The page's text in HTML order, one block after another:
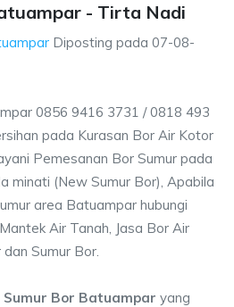
- Tirta Nadi
Diposting pada 07-08-
0856 9416 3731 / 0818 493
pada Kurasan Bor Air Kotor
Pemesanan Bor Sumur pada
minati (New Sumur Bor), Apabila
area Batuampar hubungi
Air Tanah, Jasa Bor Air
Sumur Bor.
Sumur Bor Batuampar yang